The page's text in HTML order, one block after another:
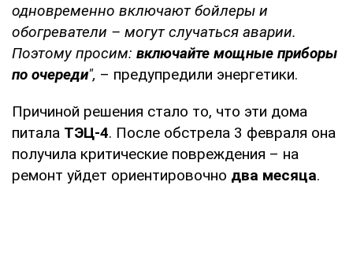
одновременно включают бойлеры и
обогреватели – могут случаться аварии.
Поэтому просим: включайте мощные приборы
по очереди", – предупредили энергетики.
Причиной решения стало то, что эти дома
питала ТЭЦ-4. После обстрела 3 февраля она
получила критические повреждения – на
ремонт уйдет ориентировочно два месяца.